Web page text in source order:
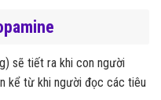
sẽ tiết ra khi con người
kể từ khi người đọc các tiêu